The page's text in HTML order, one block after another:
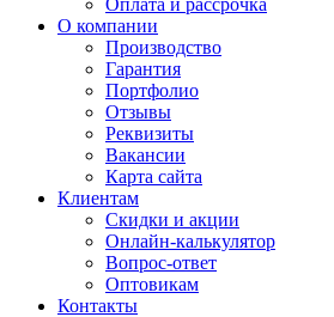
Оплата и рассрочка
О компании
Производство
Гарантия
Портфолио
Отзывы
Реквизиты
Вакансии
Карта сайта
Клиентам
Скидки и акции
Онлайн-калькулятор
Вопрос-ответ
Оптовикам
Контакты